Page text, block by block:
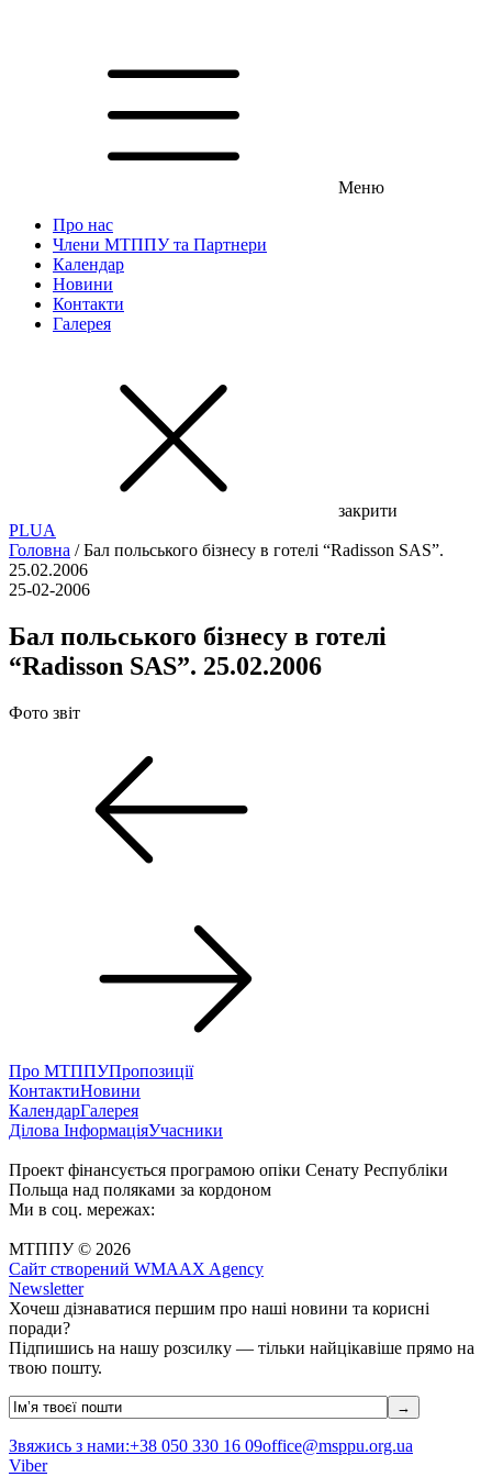
Меню
Про нас
Члени МТППУ та Партнери
Календар
Новини
Контакти
Галерея
закрити
PLUA
Головна / Бал польського бізнесу в готелі “Radisson SAS”.
25.02.2006
25-02-2006
Бал польського бізнесу в готелі
“Radisson SAS”. 25.02.2006
Фото звіт
Про МТППУПропозиції
КонтактиНовини
КалендарГалерея
Ділова ІнформаціяУчасники
Проект фінансується програмою опіки Сенату Республіки
Польща над поляками за кордоном
Ми в соц. мережах:
МТППУ © 2026
Сайт створений WMAAX Agency
Newsletter
Хочеш дізнаватися першим про наші новини та корисні
поради?
Підпишись на нашу розсилку — тільки найцікавіше прямо на
твою пошту.
Звяжись з нами:+38 050 330 16 09office@msppu.org.ua
Viber